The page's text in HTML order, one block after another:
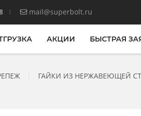
mail@superbolt.ru
АКЦИИ БЫСТРАЯ
ГАЙКИ ИЗ НЕРЖАВЕЮЩЕЙ